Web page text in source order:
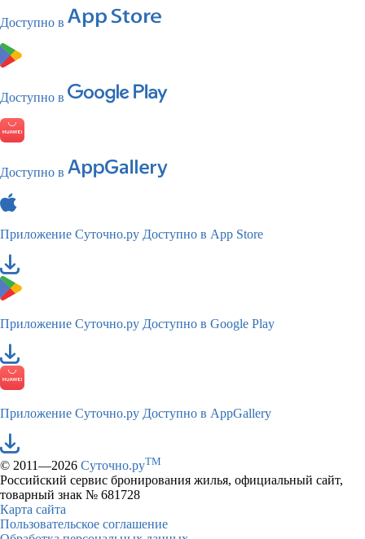
Доступно в
Доступно в
Доступно в
Приложение Суточно.ру Доступно в App Store
Приложение Суточно.ру Доступно в Google Play
Приложение Суточно.ру Доступно в AppGallery
© 2011—2026 Суточно.руTM
Российский сервис бронирования жилья, официальный сайт,
товарный знак № 681728
Карта сайта
Пользовательское соглашение